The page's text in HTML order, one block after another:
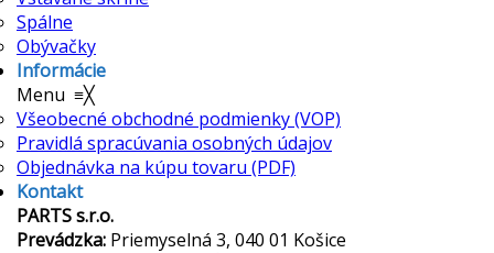
Spálne
Obývačky
Informácie
Menu ≡╳
Všeobecné obchodné podmienky (VOP)
Pravidlá spracúvania osobných údajov
Objednávka na kúpu tovaru (PDF)
Kontakt
PARTS s.r.o.
Prevádzka: Priemyselná 3, 040 01 Košice